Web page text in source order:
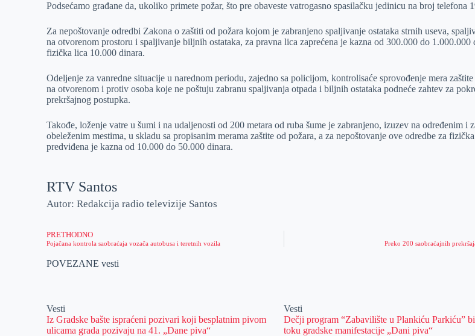
Podsećamo građane da, ukoliko primete požar, što pre obaveste vatrogasno spasilačku jedinicu na broj telefona
Za nepoštovanje odredbi Zakona o zaštiti od požara kojom je zabranjeno spaljivanje ostataka strnih useva,
na otvorenom prostoru i spaljivanje biljnih ostataka, za pravna lica zaprećena je kazna od 300.000 do 1.000.000
fizička lica 10.000 dinara.
Odeljenje za vanredne situacije u narednom periodu, zajedno sa policijom, kontrolisaće sprovođenje mera zaštite
na otvorenom i protiv osoba koje ne poštuju zabranu spaljivanja otpada i biljnih ostataka podneće zahtev za
prekršajnog postupka.
Takođe, loženje vatre u šumi i na udaljenosti od 200 metara od ruba šume je zabranjeno, izuzev na određenim i
obeleženim mestima, u skladu sa propisanim merama zaštite od požara, a za nepoštovanje ove odredbe za
predviđena je kazna od 10.000 do 50.000 dinara.
RTV Santos
Autor: Redakcija radio televizije Santos
PRETHODNO
Pojačana kontrola saobraćaja vozača autobusa i teretnih vozila Preko 200 saobraćajnih
POVEZANE vesti
Vesti
Iz Gradske bašte ispraćeni pozivari koji besplatnim pivom
ulicama grada pozivaju na 41. „Dane piva“
Vesti
Dečji program “Zabavilište u Plankiću Parkiću”
toku gradske manifestacije „Dani piva“